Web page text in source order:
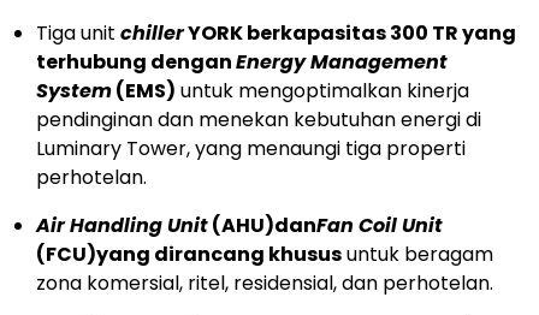
Tiga unit chillerYORK berkapasitas 300 TR yang
terhubung denganEnergy Management
System(EMS) untuk mengoptimalkan kinerja
pendinginan dan menekan kebutuhan energi di
Luminary Tower, yang menaungi tiga properti
perhotelan.
Air Handling Unit(AHU)danFan Coil Unit
(FCU)yang dirancang khususuntuk beragam
zona komersial, ritel, residensial, dan perhotelan.